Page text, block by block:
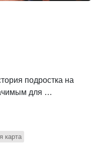
подростка на
для …
карта